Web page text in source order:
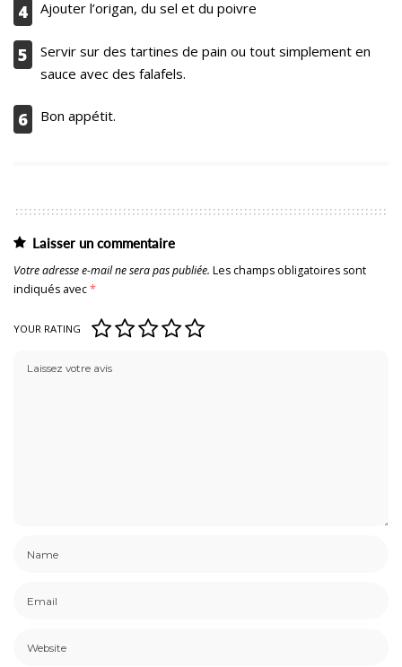
4 Ajouter l’origan, du sel et du poivre
5
Servir sur des tartines de pain ou tout simplement en
sauce avec des falafels.
6 Bon appétit.
Laisser un commentaire
Votre adresse e-mail ne sera pas publiée. Les champs obligatoires sont
indiqués avec*
YOUR RATING